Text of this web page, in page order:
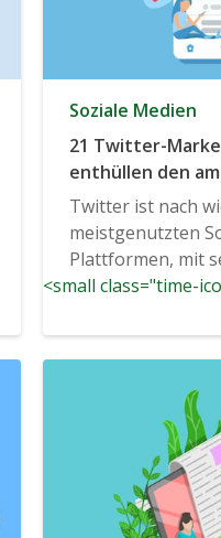
Soziale Medien
21 Twitter-
enthüllen den
übersehenen
Trends, den
sollten.
Twitter ist nach
meistgenutzten
Plattformen, mit
<small class="time-